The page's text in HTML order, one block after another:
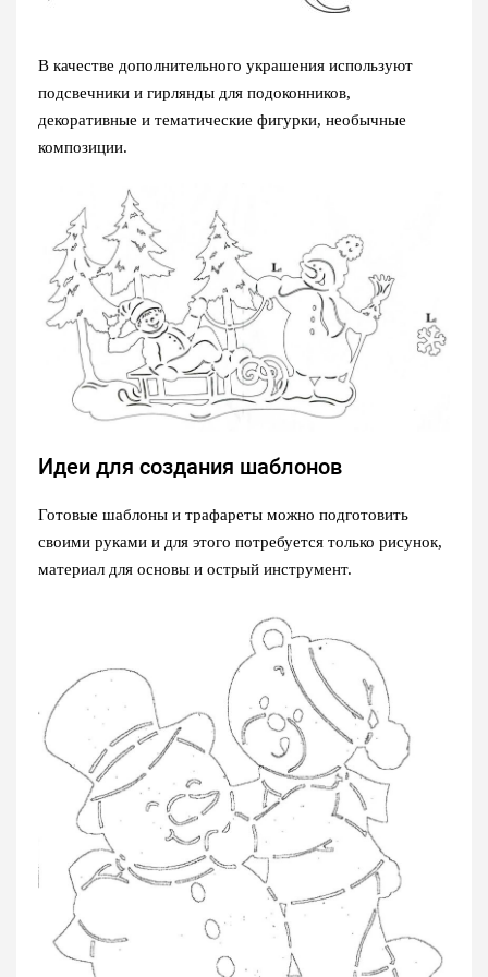
В качестве дополнительного украшения используют
подсвечники и гирлянды для подоконников,
декоративные и тематические фигурки, необычные
композиции.
Идеи для создания шаблонов
Готовые шаблоны и трафареты можно подготовить
своими руками и для этого потребуется только рисунок,
материал для основы и острый инструмент.